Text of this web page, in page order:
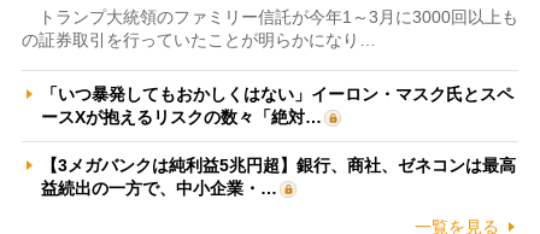
トランプ大統領のファミリー信託が今年1～3月に3000回以上も
の証券取引を行っていたことが明らかになり…
「いつ暴発してもおかしくはない」イーロン・マスク氏とスペ
ースXが抱えるリスクの数々「絶対…
【3メガバンクは純利益5兆円超】銀行、商社、ゼネコンは最高
益続出の一方で、中小企業・…
一覧を見る